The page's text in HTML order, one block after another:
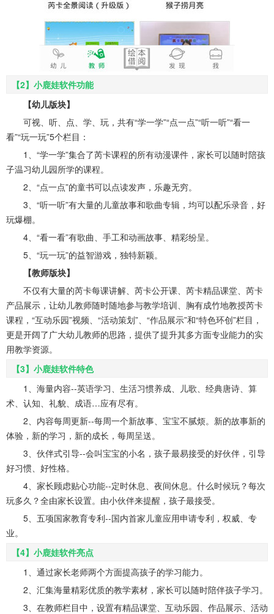
【2】小鹿娃软件功能
【幼儿版块】
可视、听、点、学、玩，共有“学一学”“点一点”“听一听”“看一
看”“玩一玩”5个栏目：
1、“学一学”集合了芮卡课程的所有动漫课件，家长可以随时陪孩
子温习幼儿园所学的课程。
2、“点一点”的童书可以点读发声，乐趣无穷。
3、“听一听”有大量的儿童故事和歌曲专辑，均可以配乐录音，好
玩爆棚。
4、 “看一看”有歌曲、手工和动画故事、精彩纷呈。
5、“玩一玩”的益智游戏，独特新颖。
【教师版块】
不仅有大量的芮卡每课讲解、芮卡公开课、芮卡精品课堂、芮卡
产品展示，让幼儿教师随时随地参与教学培训、胸有成竹地教授芮卡
课程，“互动乐园”视频、“活动策划”、“作品展示”和“特色环创”栏目，
更是开阔了广大幼儿教师的思路，提供了提升其多方面专业能力的实
用教学资源。
【3】小鹿娃软件特色
1、海量内容--英语学习、生活习惯养成、儿歌、经典唐诗、算
术、认知、礼貌、成语…应有尽有。
2、内容每周更新--每周一个新故事、宝宝不腻烦。新的故事新的
体验，新的学习，新的成长，每周呈送。
3、伙伴式引导--会叫宝宝的小名，孩子最易接受的好伙伴，引导
好习惯、好性格。
4、家长顾虑贴心功能--定时休息、夜间休息。什么时候玩？每次
玩多久？全由家长设置。由小伙伴来提醒，孩子最接受。
5、五项国家教育专利--国内首家儿童应用申请专利，权威、专
业。
【4】小鹿娃软件亮点
1、通过家长老师两个方面提高孩子的学习能力。
2、汇集海量精彩优质的教学素材，家长可以随时陪伴孩子学习。
3、在教师栏目中，设置有精品课堂、互动乐园、作品展示、活动